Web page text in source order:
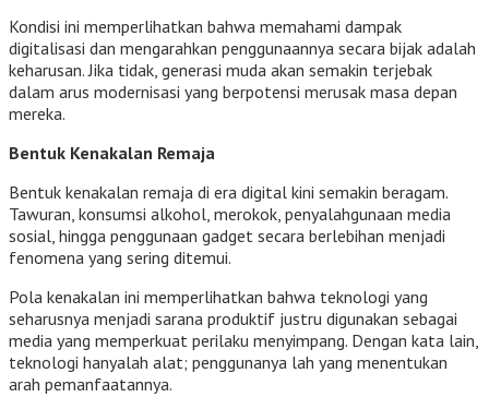
Kondisi ini memperlihatkan bahwa memahami dampak
digitalisasi dan mengarahkan penggunaannya secara bijak adalah
keharusan. Jika tidak, generasi muda akan semakin terjebak
dalam arus modernisasi yang berpotensi merusak masa depan
mereka.
Bentuk Kenakalan Remaja
Bentuk kenakalan remaja di era digital kini semakin beragam.
Tawuran, konsumsi alkohol, merokok, penyalahgunaan media
sosial, hingga penggunaan gadget secara berlebihan menjadi
fenomena yang sering ditemui.
Pola kenakalan ini memperlihatkan bahwa teknologi yang
seharusnya menjadi sarana produktif justru digunakan sebagai
media yang memperkuat perilaku menyimpang. Dengan kata lain,
teknologi hanyalah alat; penggunanya lah yang menentukan
arah pemanfaatannya.